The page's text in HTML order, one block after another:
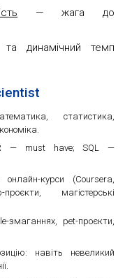
— жага до
динамічний темп
статистика,
R — must have; SQL —
онлайн-курси (Coursera,
магістерські
змаганнях, pet-проєкти,
навіть невеликий